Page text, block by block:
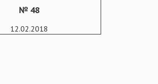
№ 48
12.02.2018